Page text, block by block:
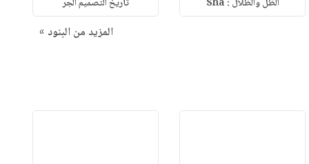
الظل والظلال : Sha تاريخ التصميم الجر
المزيد من البنود »